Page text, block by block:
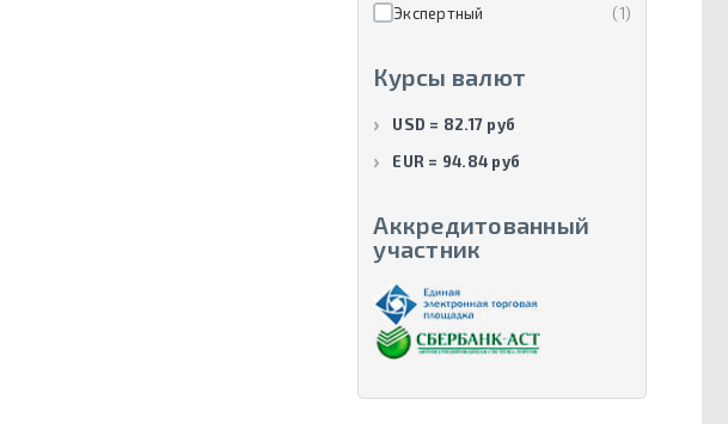
Экспертный
(1)
Курсы валют
USD = 82.17 руб
EUR = 94.84 руб
Аккредитованный
участник